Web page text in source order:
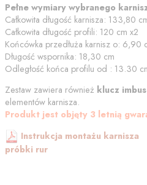
Pełne wymiary wybranego
Całkowita długość karnisza: 133,80
Całkowita długość profili: 120 cm x2
Końcówka przedłuża karnisz o: 6,90
Długość wspornika: 18,30 cm
Odległość końca profilu od : 13.30
Zestaw zawiera również klucz
elementów karnisza.
Produkt jest objęty 3 letnią
Instrukcja montażu karnisza
próbki rur